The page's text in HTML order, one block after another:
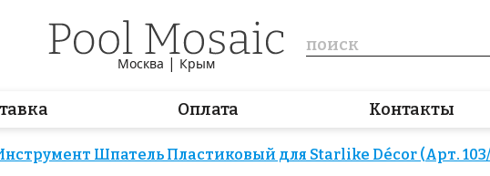
Москва | Крым
Оплата Контакты
Шпатель Пластиковый для Starlike Décor (Арт.